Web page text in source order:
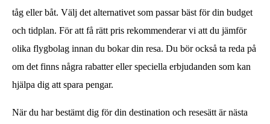
tåg eller båt. Välj det alternativet som passar bäst för din budget
och tidplan. För att få rätt pris rekommenderar vi att du jämför
olika flygbolag innan du bokar din resa. Du bör också ta reda på
om det finns några rabatter eller speciella erbjudanden som kan
hjälpa dig att spara pengar.
När du har bestämt dig för din destination och resesätt är nästa